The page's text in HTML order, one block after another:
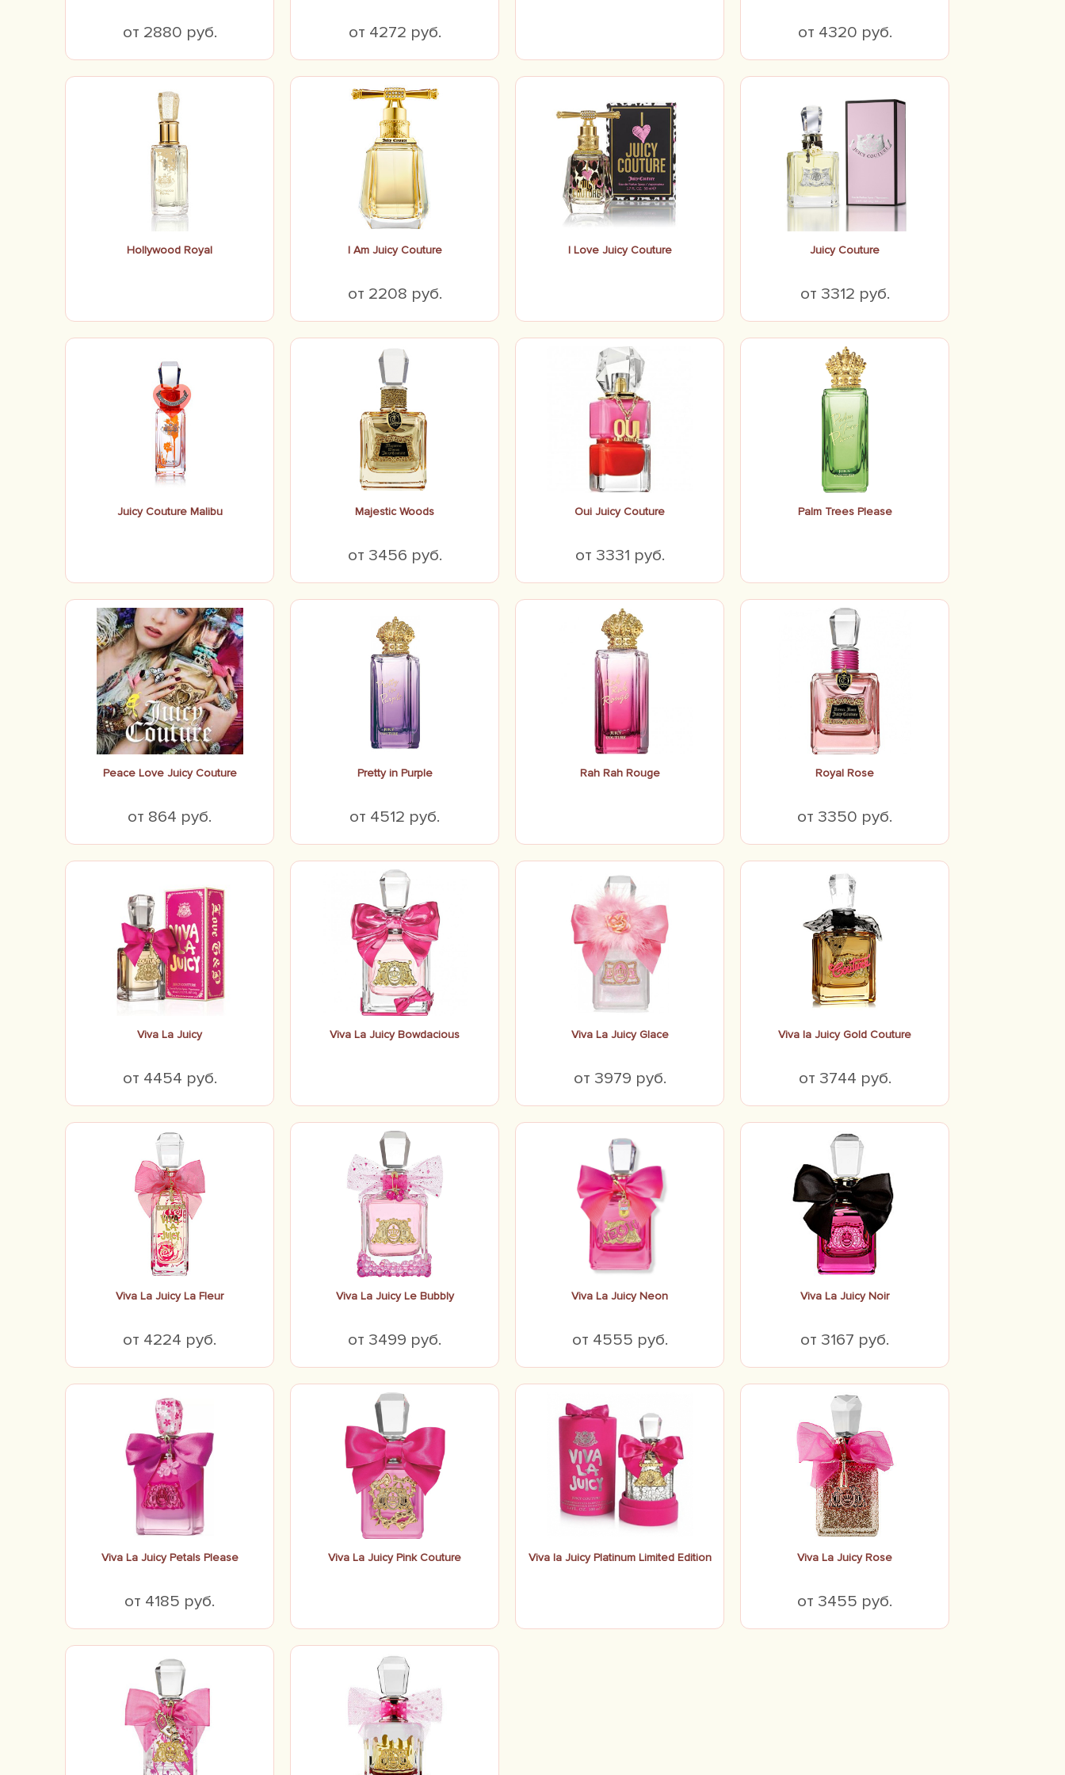
от 2880 руб. от 4272 руб. от 4320 руб.
Hollywood Royal I Am Juicy Couture
от 2208 руб.
I Love Juicy Couture Juicy Couture
от 3312 руб.
Juicy Couture Malibu Majestic Woods
от 3456 руб.
Oui Juicy Couture
от 3331 руб.
Palm Trees Please
Peace Love Juicy Couture
от 864 руб.
Pretty in Purple
от 4512 руб.
Rah Rah Rouge Royal Rose
от 3350 руб.
Viva La Juicy
от 4454 руб.
Viva La Juicy Bowdacious Viva La Juicy Glace
от 3979 руб.
Viva la Juicy Gold Couture
от 3744 руб.
Viva La Juicy La Fleur
от 4224 руб.
Viva La Juicy Le Bubbly
от 3499 руб.
Viva La Juicy Neon
от 4555 руб.
Viva La Juicy Noir
от 3167 руб.
Viva La Juicy Petals Please
от 4185 руб.
Viva La Juicy Pink Couture Viva la Juicy Platinum Limited Edition Viva La Juicy Rose
от 3455 руб.